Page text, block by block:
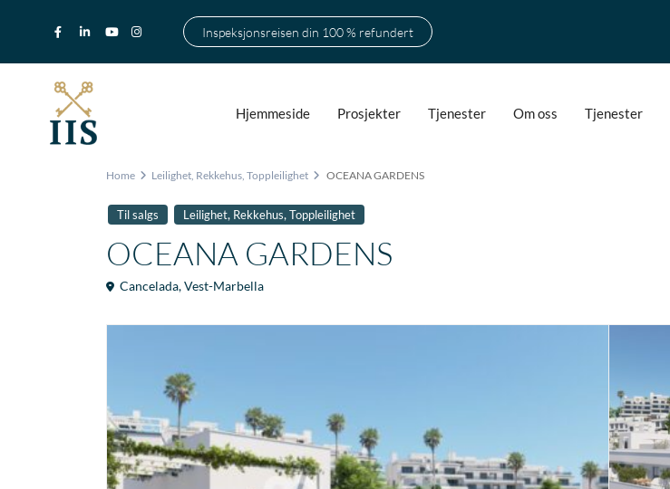
Inspeksjonsreisen din 100 % refundert
Hjemmeside Prosjekter Tjenester Om oss Tjenester
Home Leilighet, Rekkehus, Toppleilighet OCEANA GARDENS
Til salgs Leilighet, Rekkehus,Toppleilighet
OCEANA GARDENS
Cancelada,Vest-Marbella